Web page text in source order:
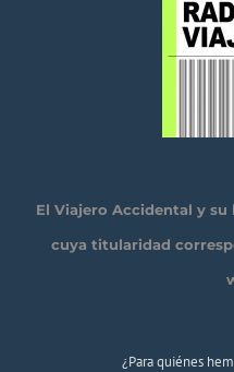
El Viajero Accidental y
cuya titularidad
¿Para quiénes